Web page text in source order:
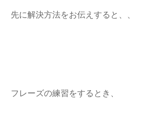
先に解決方法をお伝えすると、、
フレーズの練習をするとき、